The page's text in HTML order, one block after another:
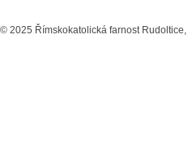
© 2025 Římskokatolická farnost Rudoltice,